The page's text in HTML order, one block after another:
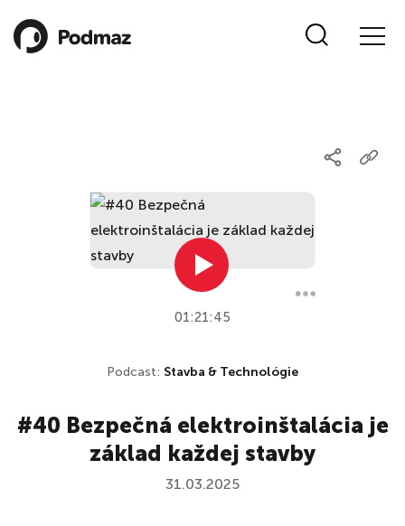
01:21:45
Podcast: Stavba & Technológie
#40 Bezpečná elektroinštalácia je
základ každej stavby
31.03.2025